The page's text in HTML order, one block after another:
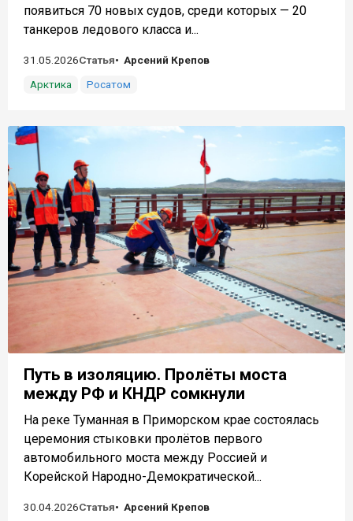
появиться 70 новых судов, среди которых — 20
танкеров ледового класса и...
31.05.2026Статья
Арсений Крепов
Арктика
Росатом
Путь в изоляцию. Пролёты моста
между РФ и КНДР сомкнули
На реке Туманная в Приморском крае состоялась
церемония стыковки пролётов первого
автомобильного моста между Россией и
Корейской Народно-Демократической...
30.04.2026Статья
Арсений Крепов